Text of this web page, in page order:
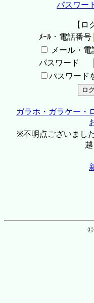
パスワー
【ロ
ﾒｰﾙ・電話番号
メール・
パスワード
パスワード
ガラホ・ガラケー・
※不明点ございまし
©